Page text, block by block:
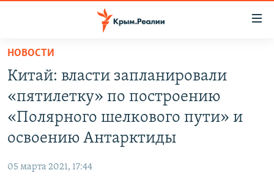
Вернуться
основному
содержанию
Вернутся
главной
Вернутся
ГРУЗ 200
КАРТА ВОЕННЫХ ОБЪЕКТОВ КРЫМА
ВОДА
ИНТЕРАКТИВ
РАДІО СВОБОДА
НОВОСТИ
Китай: власти запланировали
«пятилетку» по построению
«Полярного шелкового пути» и
освоению Антарктиды
05 марта 2021, 17:44